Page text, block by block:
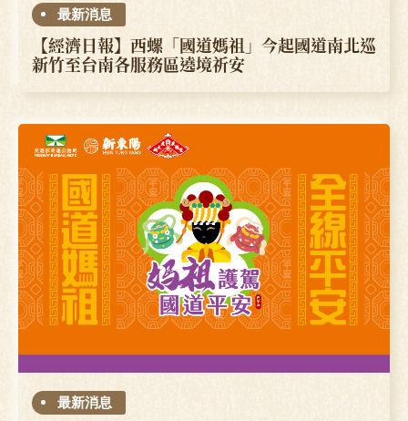
最新消息
【經濟日報】西螺「國道媽祖」今起國道南北巡
新竹至台南各服務區遶境祈安
最新消息